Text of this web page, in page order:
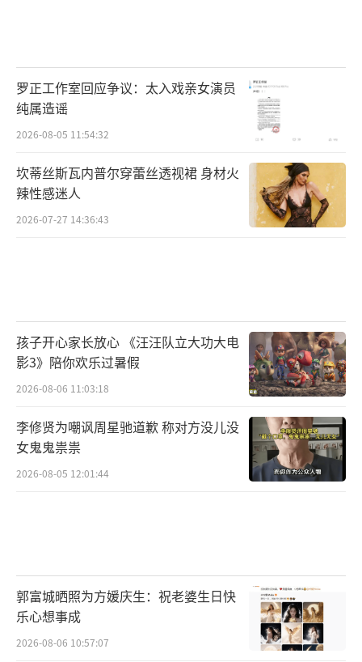
罗正工作室回应争议：太入戏亲女演员
纯属造谣
2026-08-05 11:54:32
坎蒂丝斯瓦内普尔穿蕾丝透视裙 身材火
辣性感迷人
2026-07-27 14:36:43
孩子开心家长放心 《汪汪队立大功大电
影3》陪你欢乐过暑假
2026-08-06 11:03:18
李修贤为嘲讽周星驰道歉 称对方没儿没
女鬼鬼祟祟
2026-08-05 12:01:44
郭富城晒照为方媛庆生：祝老婆生日快
乐心想事成
2026-08-06 10:57:07